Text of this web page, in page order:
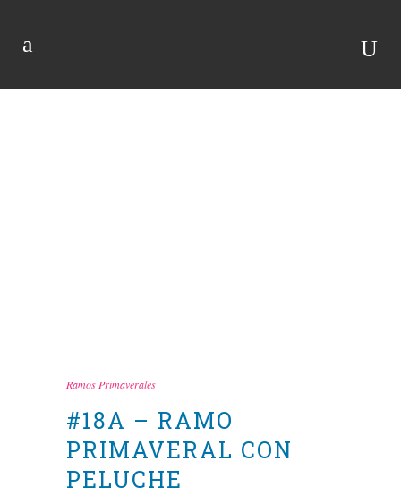
Ramos Primaverales
#18A – RAMO
PRIMAVERAL CON
PELUCHE